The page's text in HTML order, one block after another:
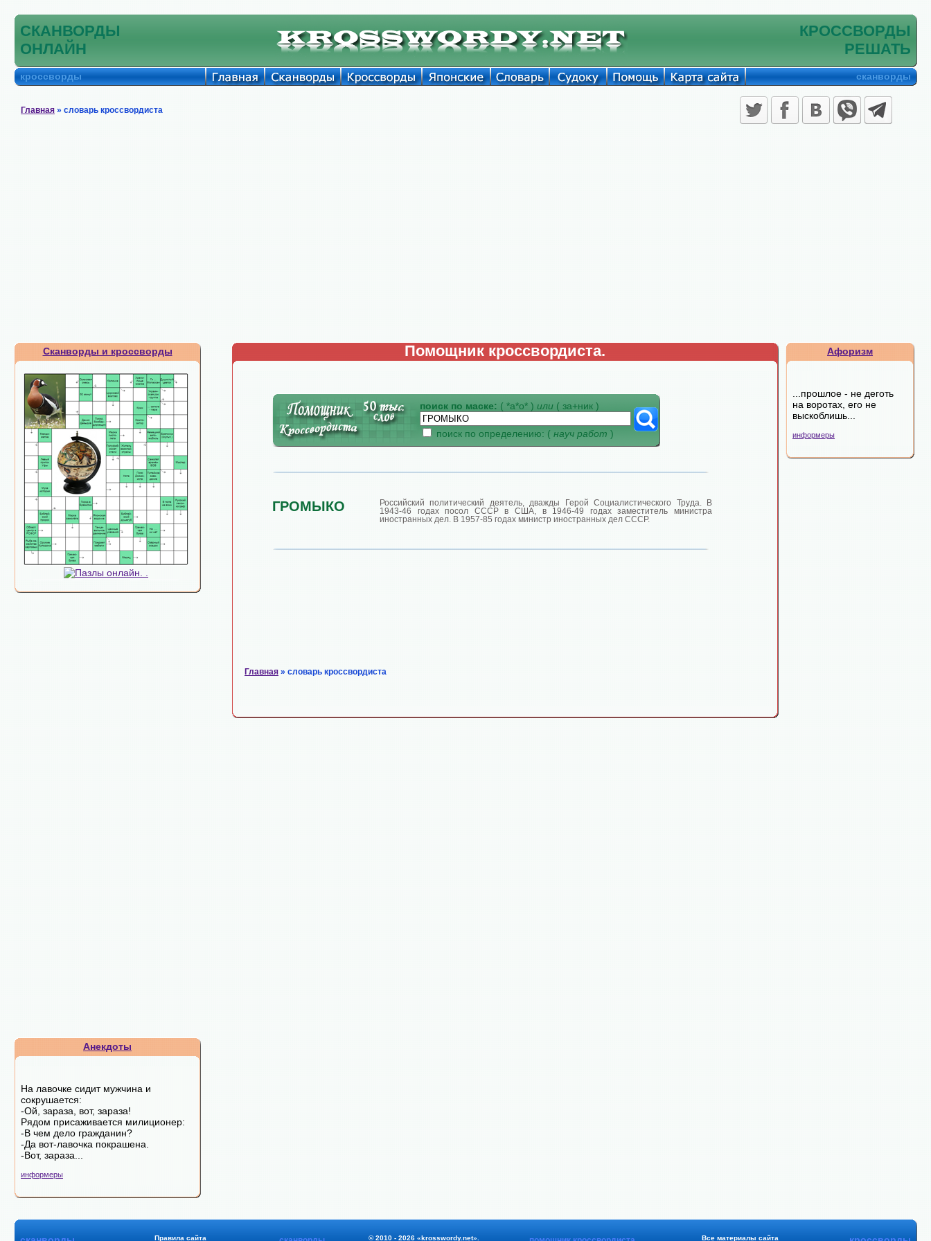
СКАНВОРДЫ
ОНЛАЙН
КРОССВОРДЫ
РЕШАТЬ
кроссворды сканворды
Главная » словарь кроссвордиста
Сканворды и кроссворды
Анекдоты
На лавочке сидит мужчина и
сокpушается:
-Ой, зараза, вот, зараза!
Рядом пpисаживается милиционеp:
-В чем дело гpажданин?
-Да вот-лавочка покpашена.
-Вот, зараза...
информеры
Помощник кроссвордиста.
поиск по маске: ( *а*о* ) или ( за+ник )
поиск по определению: ( науч работ )
ГРОМЫКО
Российский политический деятель, дважды Герой Социалистического Труда. В
1943-46 годах посол СССР в США, в 1946-49 годах заместитель министра
иностранных дел. В 1957-85 годах министр иностранных дел СССР.
Главная » словарь кроссвордиста
Афоризм
...прошлое - не деготь
на воротах, его не
выскоблишь...
информеры
Правила сайта © 2010 - 2026 «krosswordy.net». Все материалы сайта